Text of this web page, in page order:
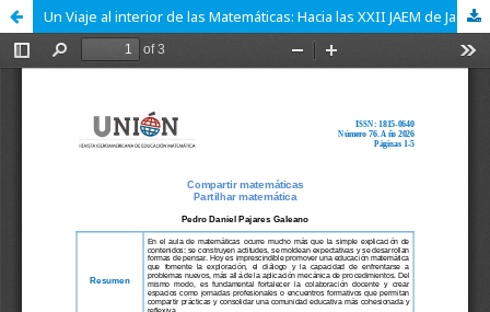
Un Viaje al interior de las Matemáticas: Hacia las XXII JAEM de Jaén 2026; Compartir matemáticas